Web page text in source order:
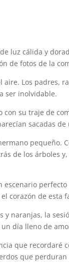
luz cálida y
de fotos de la
Los padres,
ser inolvidable.
su traje de
sacadas
pequeño.
de los árboles
corazón de esta
naranjas, la
día lleno de
que recordaré
que